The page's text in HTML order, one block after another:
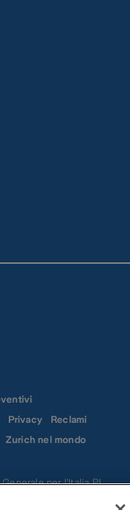
Privacy
Reclami
Zurich nel mondo
per l’Italia PI